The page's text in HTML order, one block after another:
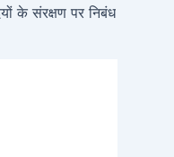
के संरक्षण पर निबंध